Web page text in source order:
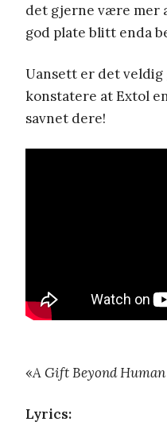
det gjerne være mer
god plate blitt enda
Uansett er det veldig
konstatere at Extol
savnet dere!
«A Gift Beyond Human
Lyrics: